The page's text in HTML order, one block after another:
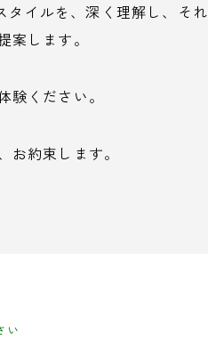
タイルを、深く理解し、それ
します。
ください。
約束します。
い